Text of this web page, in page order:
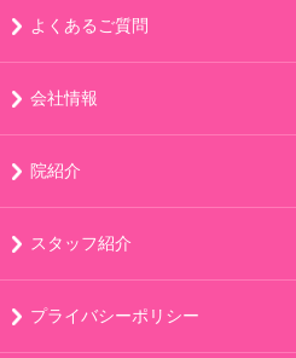
よくあるご質問
会社情報
院紹介
スタッフ紹介
プライバシーポリシー